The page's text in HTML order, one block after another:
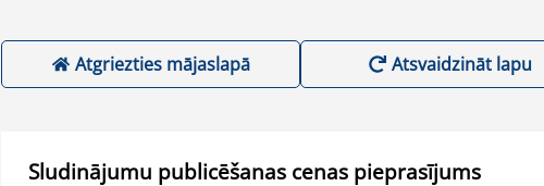
Atgriezties mājaslapā Atsvaidzināt lapu
Sludinājumu publicēšanas cenas pieprasījums